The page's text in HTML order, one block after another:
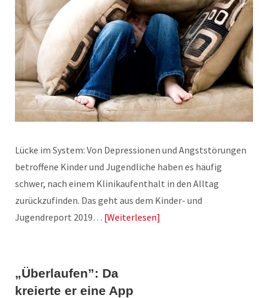
Lücke im System: Von Depressionen und Angststörungen
betroffene Kinder und Jugendliche haben es häufig
schwer, nach einem Klinikaufenthalt in den Alltag
zurückzufinden. Das geht aus dem Kinder- und
Jugendreport 2019… Weiterlesen
„Überlaufen”: Da
kreierte er eine App